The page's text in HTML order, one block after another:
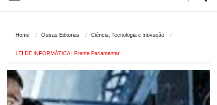
Home Outras Editorias Ciência, Tecnologia e Inovação
LEI DE INFORMÁTICA | Frente Parlamentar…